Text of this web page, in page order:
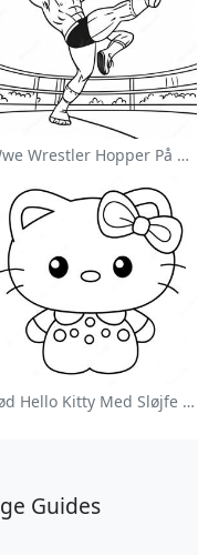
Wwe Wrestler Hopper På Modstander Farvelægningsside
Sød Hello Kitty Med Sløjfe Farvelægningsside
Guides